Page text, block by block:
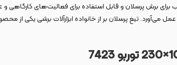
تیغ الماسه مناسب برای برش پرسلان و قابل استفاده برای
تیغ پرسلان بر از خانواده ابزارآلات برشی یکی از